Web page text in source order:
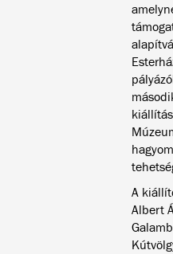
A
Albert